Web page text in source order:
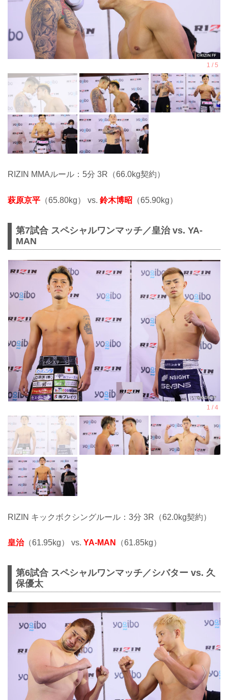
RIZIN MMAルール：5分 3R（66.0kg契約）
萩原京平 （65.80kg） vs. 鈴木博昭 （65.90kg）
第7試合 スペシャルワンマッチ／皇治 vs. YA-
MAN
RIZIN キックボクシングルール：3分 3R（62.0kg契約）
皇治（61.95kg） vs. YA-MAN （61.85kg）
第6試合 スペシャルワンマッチ／シバター vs. 久
保優太